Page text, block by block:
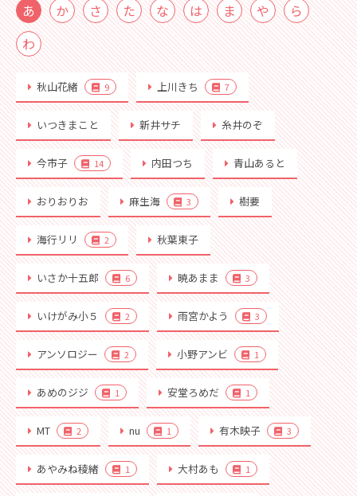
あ か さ た な は ま や
ら
わ
秋山花緒 9 上川きち 7
いつきまこと 新井サチ 糸井のぞ
今市子 14 内田つち 青山あると
おりおりお 麻生海 3 樹要
海行リリ 2 秋葉東子
いさか十五郎 6 暁あまま 3
いけがみ小５ 2 雨宮かよう 3
アンソロジー 2 小野アンビ 1
あめのジジ 1 安堂ろめだ 1
MT 2 nu 1 有木映子 3
あやみね稜緒 1 大村あも 1